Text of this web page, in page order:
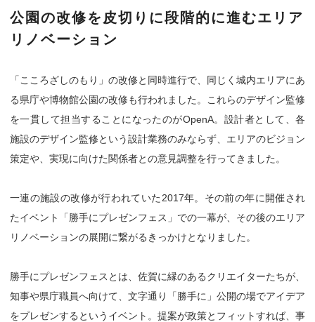
公園の改修を皮切りに段階的に進むエリア
リノベーション
「こころざしのもり」の改修と同時進行で、同じく城内エリアにあ
る県庁や博物館公園の改修も行われました。これらのデザイン監修
を一貫して担当することになったのがOpenA。設計者として、各
施設のデザイン監修という設計業務のみならず、エリアのビジョン
策定や、実現に向けた関係者との意見調整を行ってきました。
一連の施設の改修が行われていた2017年。その前の年に開催され
たイベント「勝手にプレゼンフェス」での一幕が、その後のエリア
リノベーションの展開に繋がるきっかけとなりました。
勝手にプレゼンフェスとは、佐賀に縁のあるクリエイターたちが、
知事や県庁職員へ向けて、文字通り「勝手に」公開の場でアイデア
をプレゼンするというイベント。提案が政策とフィットすれば、事